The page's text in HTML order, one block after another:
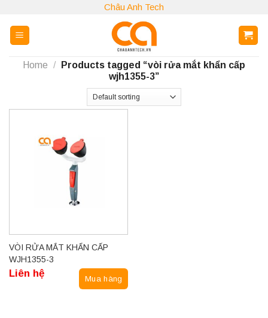
content
Châu Anh Tech
Home /
Products tagged “vòi rửa mắt khẩn cấp
wjh1355-3”
VÒI RỬA MẮT KHẨN CẤP
WJH1355-3
Liên hệ Mua hàng